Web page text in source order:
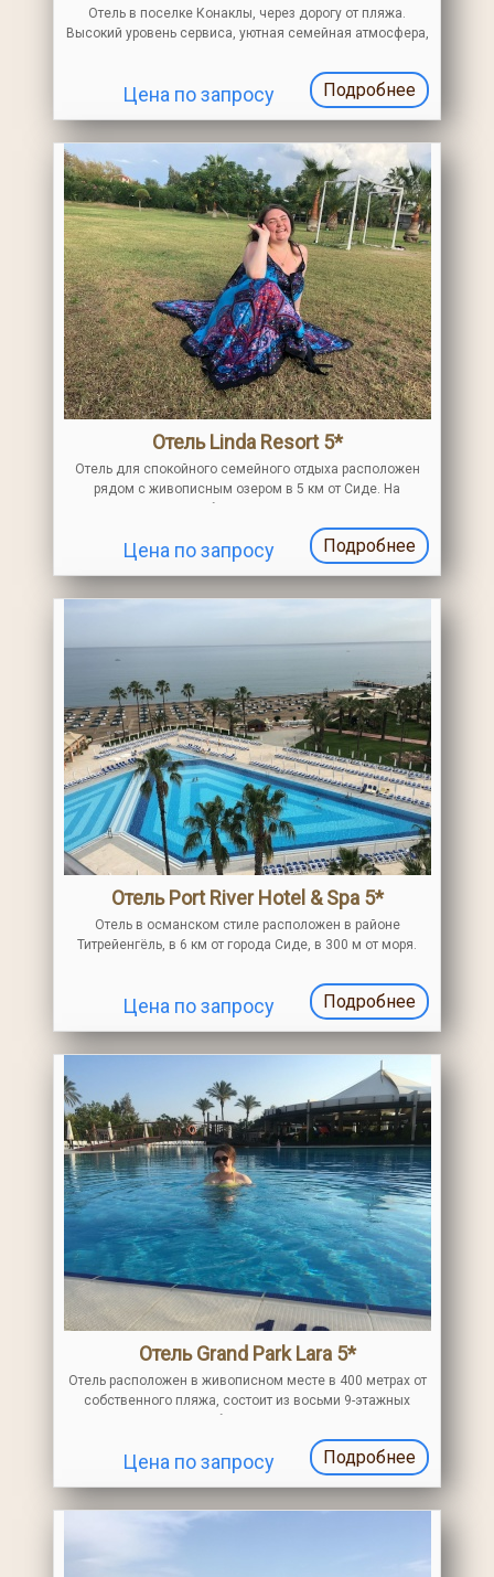
Отель в поселке Конаклы, через дорогу от пляжа.
Высокий уровень сервиса, уютная семейная атмосфера,
прямым или частичным видом на море
Цена по запросу Подробнее
Отель Linda Resort 5*
Отель для спокойного семейного отдыха расположен
рядом с живописным озером в 5 км от Сиде. На
От отеля до пляжа предоставляется автобус
Цена по запросу Подробнее
Отель Port River Hotel & Spa 5*
Отель в османском стиле расположен в районе
Титрейенгёль, в 6 км от города Сиде, в 300 м от моря.
активная анимация, проводятся пляжные вечеринки
Цена по запросу Подробнее
Отель Grand Park Lara 5*
Отель расположен в живописном месте в 400 метрах от
собственного пляжа, состоит из восьми 9-этажных
Цена по запросу Подробнее